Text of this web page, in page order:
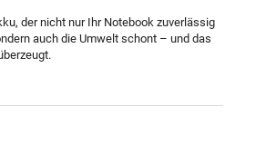
der nicht nur Ihr Notebook zuverlässig
auch die Umwelt schont – und das